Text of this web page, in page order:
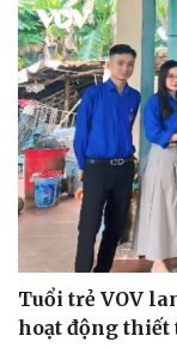
Tuổi trẻ VOV
hoạt động thiết